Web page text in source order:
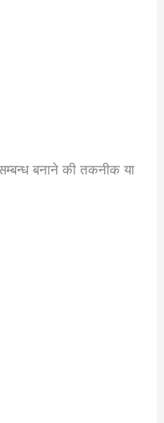
बनाने की तकनीक या